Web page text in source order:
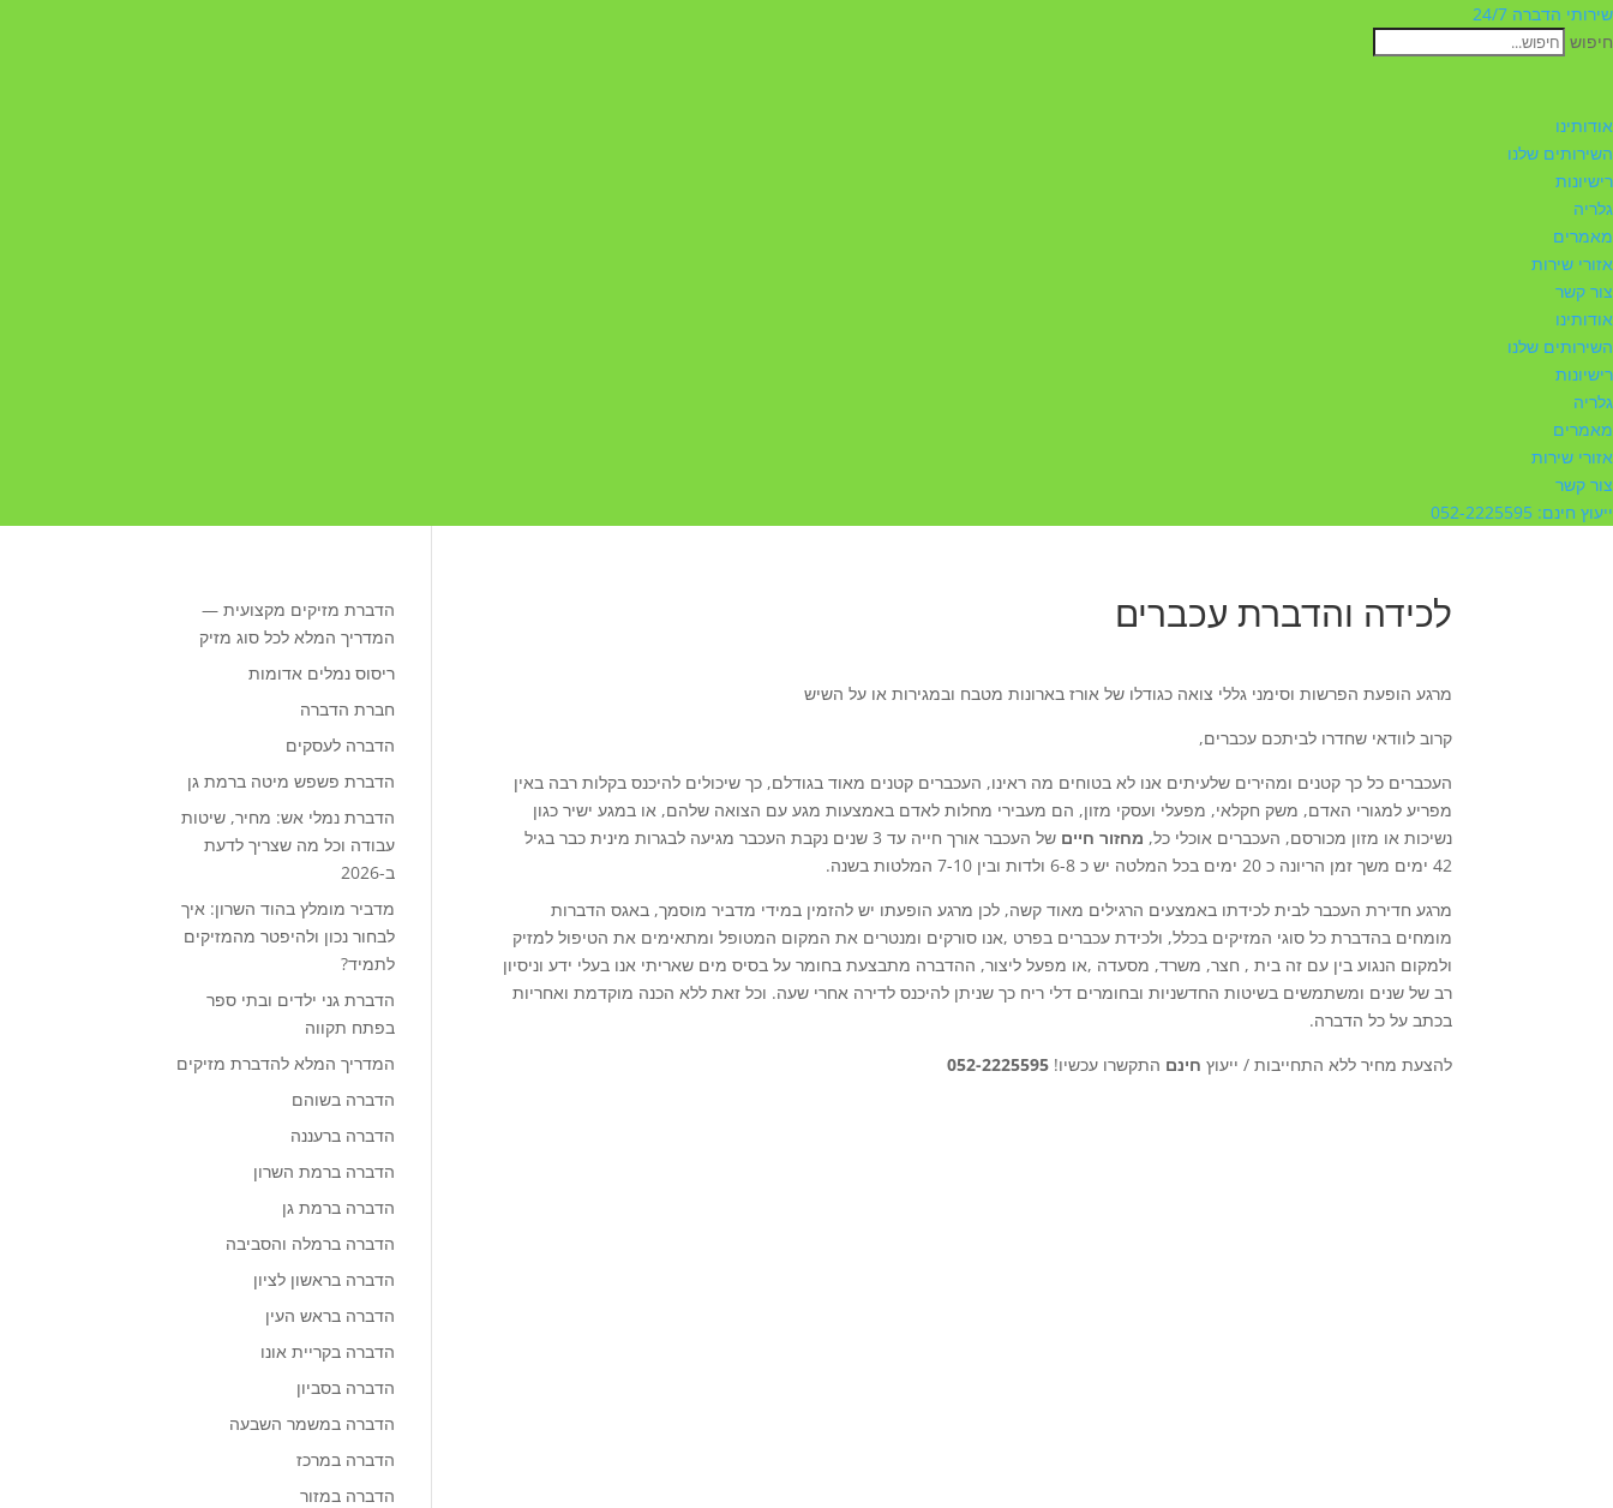
שירותי הדברה 24/7
חיפוש
אודותינו
השירותים שלנו
רישיונות
גלריה
מאמרים
אזורי שירות
צור קשר
אודותינו
השירותים שלנו
רישיונות
גלריה
מאמרים
אזורי שירות
צור קשר
ייעוץ חינם: 052-2225595
לכידה והדברת עכברים
מרגע הופעת הפרשות וסימני גללי צואה כגודלו של אורז בארונות מטבח ובמגירות או על השיש
קרוב לוודאי שחדרו לביתכם עכברים,
העכברים כל כך קטנים ומהירים שלעיתים אנו לא בטוחים מה ראינו, העכברים קטנים מאוד בגודלם, כך שיכולים להיכנס בקלות רבה באין
מפריע למגורי האדם, משק חקלאי, מפעלי ועסקי מזון, הם מעבירי מחלות לאדם באמצעות מגע עם הצואה שלהם, או במגע ישיר כגון
נשיכות או מזון מכורסם, העכברים אוכלי כל, מחזור חיים
של העכבר אורך חייה עד 3 שנים נקבת העכבר מגיעה לבגרות מינית כבר בגיל
42 ימים משך זמן הריונה כ 20 ימים בכל המלטה יש כ 6-8 ולדות ובין 7-10 המלטות בשנה.
מרגע חדירת העכבר לבית לכידתו באמצעים הרגילים מאוד קשה, לכן מרגע הופעתו יש להזמין במידי מדביר מוסמך,באגס הדברות
מומחים בהדברת כל סוגי המזיקים בכלל, ולכידת עכברים בפרט ,אנו סורקים ומנטרים את המקום המטופל ומתאימים את הטיפול למזיק
ולמקום הנגוע בין עם זה בית , חצר, משרד, מסעדה ,או מפעל ליצור, ההדברה מתבצעת בחומר על בסיס מים שאריתי אנו בעלי ידע וניסיון
רב של שנים ומשתמשים בשיטות החדשניות ובחומרים דלי ריח כך שניתן להיכנס לדירה אחרי שעה. וכל זאת ללא הכנה מוקדמת ואחריות
בכתב על כל הדברה.
להצעת מחיר ללא התחייבות / ייעוץ חינם התקשרו עכשיו!052-2225595
הדברת מזיקים מקצועית —
המדריך המלא לכל סוג מזיק
ריסוס נמלים אדומות
חברת הדברה
הדברה לעסקים
הדברת פשפש מיטה ברמת גן
הדברת נמלי אש: מחיר, שיטות
עבודה וכל מה שצריך לדעת
ב-2026
מדביר מומלץ בהוד השרון: איך
לבחור נכון ולהיפטר מהמזיקים
לתמיד?
הדברת גני ילדים ובתי ספר
בפתח תקווה
המדריך המלא להדברת מזיקים
הדברה בשוהם
הדברה ברעננה
הדברה ברמת השרון
הדברה ברמת גן
הדברה ברמלה והסביבה
הדברה בראשון לציון
הדברה בראש העין
הדברה בקריית אונו
הדברה בסביון
הדברה במשמר השבעה
הדברה במרכז
הדברה במזור